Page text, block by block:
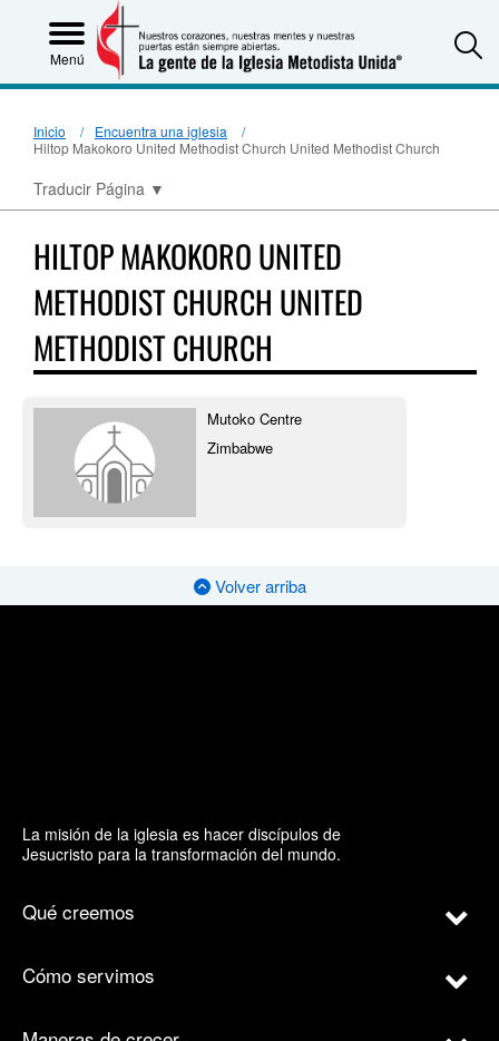
Menú
Inicio
Encuentra una iglesia
Hiltop Makokoro United Methodist Church United Methodist Church
Traducir Página ▼
HILTOP MAKOKORO UNITED
METHODIST CHURCH UNITED
METHODIST CHURCH
Mutoko Centre
Zimbabwe
Volver arriba
La misión de la iglesia es hacer discípulos de
Jesucristo para la transformación del mundo.
Qué creemos
Cómo servimos